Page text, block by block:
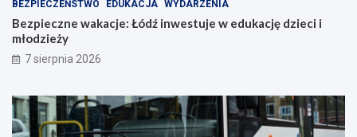
BEZPIECZEŃSTWO EDUKACJA WYDARZENIA
Bezpieczne wakacje: Łódź inwestuje w edukację dzieci i
młodzieży
7 sierpnia 2026